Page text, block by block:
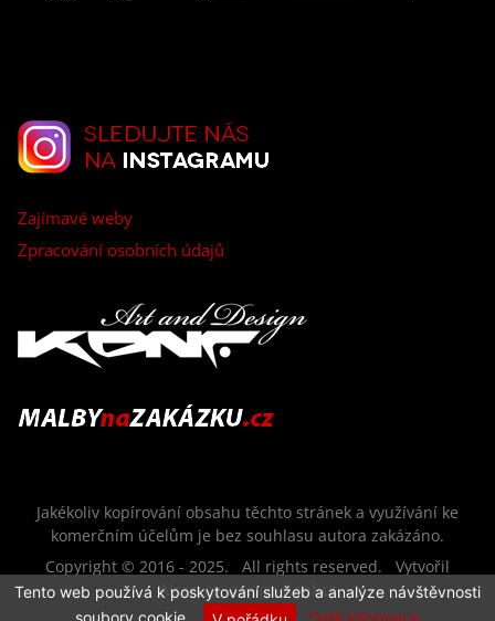
Zajímavé weby
Zpracování osobních údajů
Jakékoliv kopírování obsahu těchto stránek a využívání ke
komerčním účelům je bez souhlasu autora zakázáno.
Copyright © 2016 - 2025. All rights reserved. Vytvořil
Alsan.cz, designKonf.cz
Tento web používá k poskytování služeb a analýze návštěvnosti